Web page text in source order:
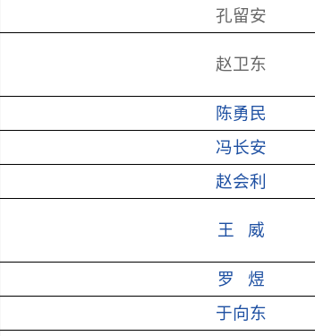
孔留安
赵卫东
陈勇民
冯长安
赵会利
王 威
罗 煜
于向东